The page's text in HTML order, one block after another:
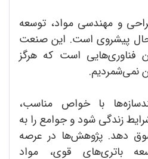
و مهندسی مواد، توسعه
حال پیشروی است. این صنعت
فناوری‌هایی است که هرگز
نمی‌شمردیم.
با خواص مناسب،
زندگی شود و جوامع را به
دهد. پژوهش‌ها در عرصه
باتری‌های قوی، مواد